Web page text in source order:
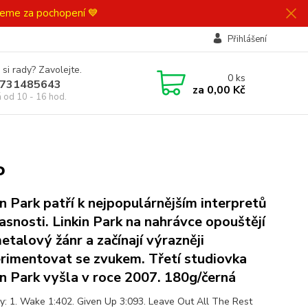
za pochopení 💙
Přihlášení
rady? Zavolejte.
od 10 - 16 hod.
0ks
za 0,00 Kč
Park patří k nejpopulárnějším interpretů
Linkin Park na nahrávce opouštějí
žánr a začínají výrazněji
se zvukem. Třetí studiovka
Park vyšla v roce 2007. 180g/černá
1. Wake 1:402. Given Up 3:093. Leave Out All The Rest